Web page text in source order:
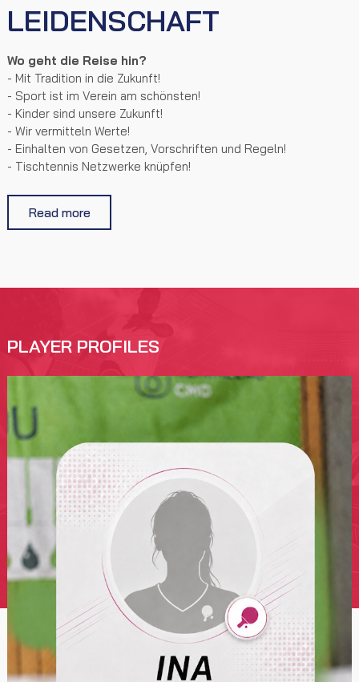
LEIDENSCHAFT
Wo geht die Reise hin?
- Mit Tradition in die Zukunft!
- Sport ist im Verein am schönsten!
- Kinder sind unsere Zukunft!
- Wir vermitteln Werte!
- Einhalten von Gesetzen, Vorschriften und Regeln!
- Tischtennis Netzwerke knüpfen!
Read more
PLAYER PROFILES